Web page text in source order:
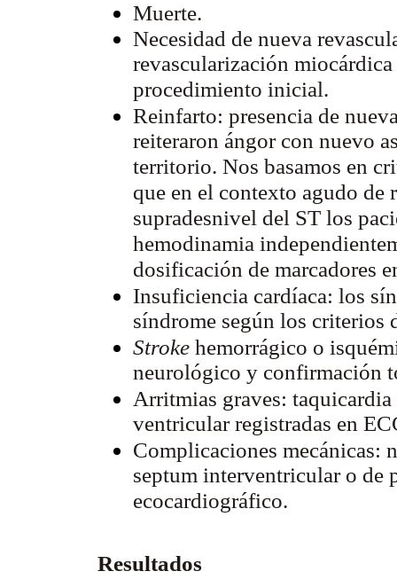
Muerte.
Necesidad de nueva
revascularización
procedimiento inicial.
Reinfarto: presencia de
reiteraron ángor con nuevo
territorio. Nos basamos en
que en el contexto agudo de
supradesnivel del ST los
hemodinamia
dosificación de marcadores
Insuficiencia cardíaca: los
síndrome según los criterios
Stroke hemorrágico o
neurológico y confirmación
Arritmias graves:
ventricular registradas en
Complicaciones mecánicas:
septum interventricular o de
ecocardiográfico.
Resultados